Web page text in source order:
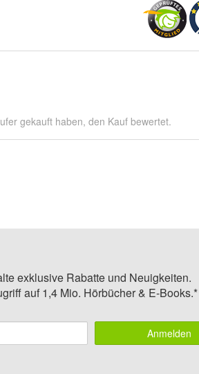
gekauft haben, den Kauf bewertet.
exklusive Rabatte und Neuigkeiten.
auf 1,4 Mio. Hörbücher & E-Books.*
Anmelden